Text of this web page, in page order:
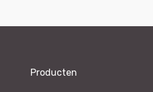
Producten